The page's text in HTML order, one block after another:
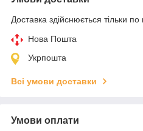
Доставка здійснюється тільки по
Нова Пошта
Укрпошта
Всі умови доставки
Умови оплати